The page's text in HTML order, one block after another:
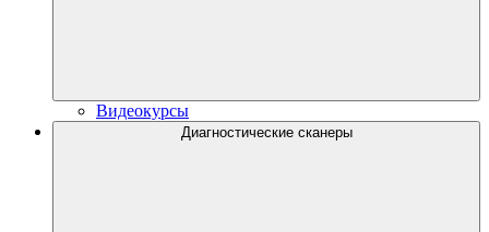
Видеокурсы
Диагностические сканеры